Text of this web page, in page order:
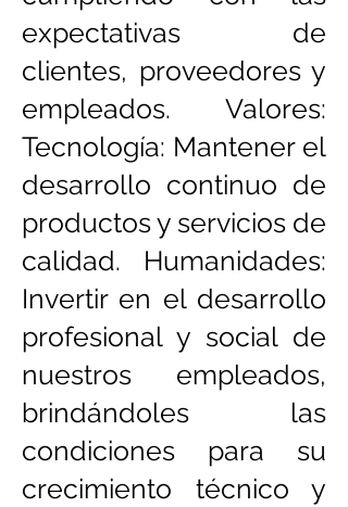
expectativas de
clientes, proveedores y
empleados. Valores:
Tecnología: Mantener el
desarrollo continuo de
productos y servicios de
calidad. Humanidades:
Invertir en el desarrollo
profesional y social de
nuestros empleados,
brindándoles las
condiciones para su
crecimiento técnico y